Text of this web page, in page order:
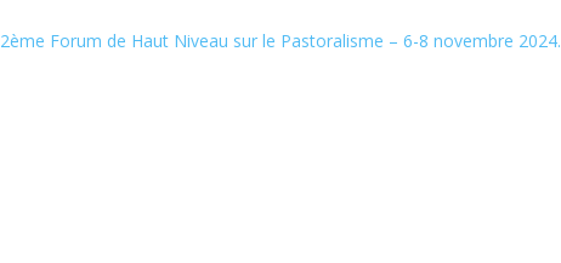
2ème Forum de Haut Niveau sur le Pastoralisme – 6-8 novembre 2024.